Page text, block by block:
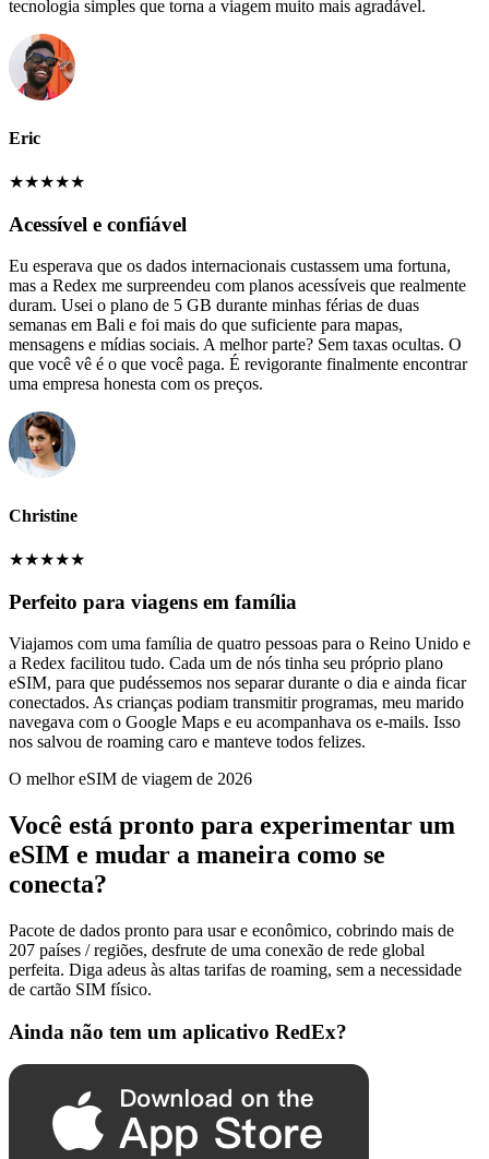
tecnologia simples que torna a viagem muito mais agradável.
Eric
★★★★★
Acessível e confiável
Eu esperava que os dados internacionais custassem uma fortuna,
mas a Redex me surpreendeu com planos acessíveis que realmente
duram. Usei o plano de 5 GB durante minhas férias de duas
semanas em Bali e foi mais do que suficiente para mapas,
mensagens e mídias sociais. A melhor parte? Sem taxas ocultas. O
que você vê é o que você paga. É revigorante finalmente encontrar
uma empresa honesta com os preços.
Christine
★★★★★
Perfeito para viagens em família
Viajamos com uma família de quatro pessoas para o Reino Unido e
a Redex facilitou tudo. Cada um de nós tinha seu próprio plano
eSIM, para que pudéssemos nos separar durante o dia e ainda ficar
conectados. As crianças podiam transmitir programas, meu marido
navegava com o Google Maps e eu acompanhava os e-mails. Isso
nos salvou de roaming caro e manteve todos felizes.
O melhor eSIM de viagem de 2026
Você está pronto para experimentar um
eSIM e mudar a maneira como se
conecta?
Pacote de dados pronto para usar e econômico, cobrindo mais de
207 países / regiões, desfrute de uma conexão de rede global
perfeita. Diga adeus às altas tarifas de roaming, sem a necessidade
de cartão SIM físico.
Ainda não tem um aplicativo RedEx?